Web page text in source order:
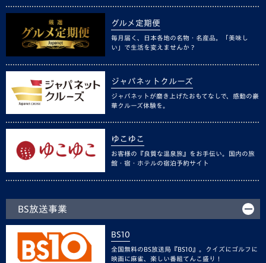
グルメ定期便
毎月届く、日本各地の名物・名産品。「美味し
い」で生活を変えませんか？
ジャパネットクルーズ
ジャパネットが磨き上げたおもてなしで、感動の豪
華クルーズ体験を。
ゆこゆこ
お客様の『良質な温泉旅』をお手伝い。国内の旅
館・宿・ホテルの宿泊予約サイト
BS放送事業
BS10
全国無料のBS放送局『BS10』。クイズにゴルフに
映画に麻雀、楽しい番組てんこ盛り！